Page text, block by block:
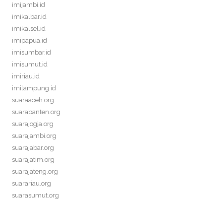
imijambi.id
imikalbar.id
imikalsel.id
imipapua.id
imisumbar.id
imisumut.id
imiriau.id
imilampung.id
suaraaceh.org
suarabanten.org
suarajogja.org
suarajambi.org
suarajabar.org
suarajatim.org
suarajateng.org
suarariau.org
suarasumut.org